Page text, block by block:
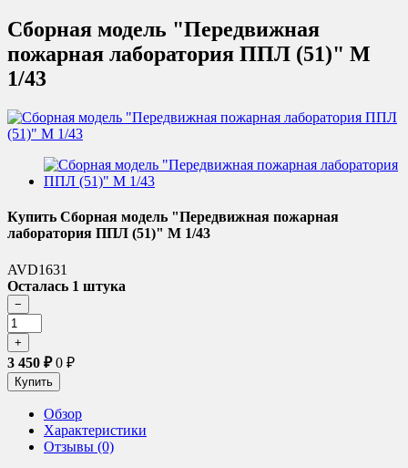
Сборная модель "Передвижная
пожарная лаборатория ППЛ (51)" М
1/43
Купить Сборная модель "Передвижная пожарная
лаборатория ППЛ (51)" М 1/43
AVD1631
Осталась 1 штука
3 450 ₽0 ₽
Обзор
Характеристики
Отзывы (0)